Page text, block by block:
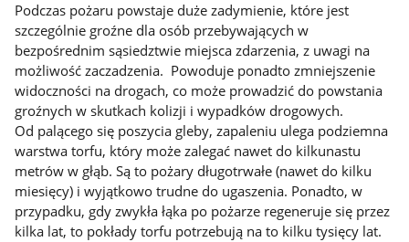
Podczas pożaru powstaje duże zadymienie, które jest
szczególnie groźne dla osób przebywających w
bezpośrednim sąsiedztwie miejsca zdarzenia, z uwagi na
możliwość zaczadzenia. Powoduje ponadto zmniejszenie
widoczności na drogach, co może prowadzić do powstania
groźnych w skutkach kolizji i wypadków drogowych.
Od palącego się poszycia gleby, zapaleniu ulega podziemna
warstwa torfu, który może zalegać nawet do kilkunastu
metrów w głąb. Są to pożary długotrwałe (nawet do kilku
miesięcy) i wyjątkowo trudne do ugaszenia. Ponadto, w
przypadku, gdy zwykła łąka po pożarze regeneruje się przez
kilka lat, to pokłady torfu potrzebują na to kilku tysięcy lat.